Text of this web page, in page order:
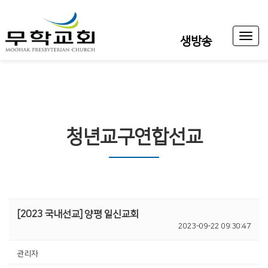
생방송
Toggle
청년교구연합선교
[2023 국내선교] 양평 일신교회
2023-09-22 09:30:47
관리자